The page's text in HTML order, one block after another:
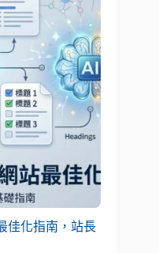
佳化指南，站長